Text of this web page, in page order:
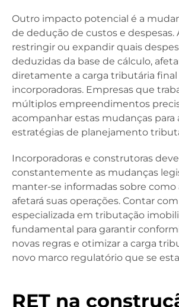
Outro impacto potencial é a
de dedução de custos e despesas.
restringir ou expandir quais
deduzidas da base de cálculo,
diretamente a carga tributária final
incorporadoras. Empresas que
múltiplos empreendimentos
acompanhar estas mudanças para
estratégias de planejamento
Incorporadoras e construtoras
constantemente as mudanças
manter-se informadas sobre como
afetará suas operações. Contar
especializada em tributação
fundamental para garantir
novas regras e otimizar a carga
novo marco regulatório que se
RET na